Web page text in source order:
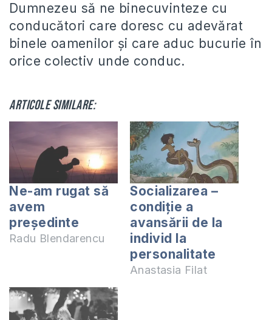
Dumnezeu să ne binecuvinteze cu
conducători care doresc cu adevărat
binele oamenilor şi care aduc bucurie în
orice colectiv unde conduc.
Articole similare:
Ne-am rugat să
avem
președinte
Radu Blendarencu
Socializarea –
condiţie a
avansării de la
individ la
personalitate
Anastasia Filat